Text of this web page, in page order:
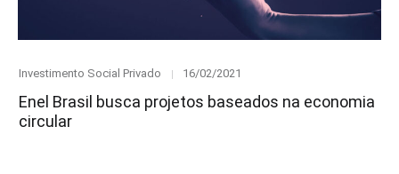
Category
Investimento Social Privado
Posted
16/02/2021
Enel Brasil busca projetos baseados na economia
circular